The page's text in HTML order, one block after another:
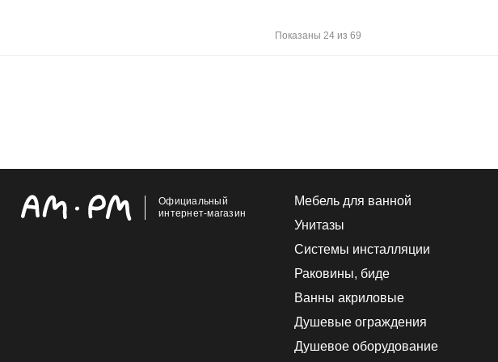
Показаны 24 из 69
Официальный
интернет-магазин
Мебель для ванной
Унитазы
Системы инсталляции
Раковины, биде
Ванны акриловые
Душевые ограждения
Душевое оборудование